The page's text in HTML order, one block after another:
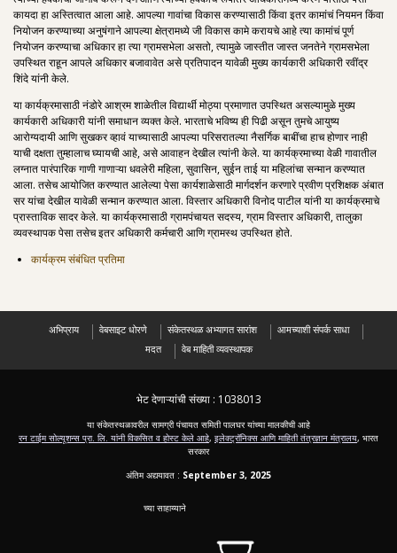
कायदा हा अस्तित्वात आला आहे. आपल्या गावांचा विकास करण्यासाठी किंवा इतर कामांचं नियमन किंवा
नियोजन करण्याच्या अनुषंगाने आपल्या क्षेत्रामध्ये जी विकास कामे करायचे आहे त्या कामांचं पूर्ण
नियोजन करण्याचा अधिकार हा त्या ग्रामसभेला असतो, त्यामुळे जास्तीत जास्त जनतेने ग्रामसभेला
उपस्थित राहून आपले अधिकार बजावावेत असे प्रतिपादन यावेळी मुख्य कार्यकारी अधिकारी रवींद्र
शिंदे यांनी केले.
या कार्यक्रमासाठी नंडोरे आश्रम शाळेतील विद्यार्थी मोठ्या प्रमाणात उपस्थित असल्यामुळे मुख्य
कार्यकारी अधिकारी यांनी समाधान व्यक्त केले. भारताचे भविष्य ही पिढी असून तुमचे आयुष्य
आरोग्यदायी आणि सुखकर व्हावं याच्यासाठी आपल्या परिसरातल्या नैसर्गिक बाबींचा हाच होणार नाही
याची दक्षता तुम्हालाच घ्यायची आहे, असे आवाहन देखील त्यांनी केले. या कार्यक्रमाच्या वेळी गावातील
लग्नात पारंपारिक गाणी गाणाऱ्या धवलेरी महिला, सुवासिन, सुईन ताई या महिलांचा सन्मान करण्यात
आला. तसेच आयोजित करण्यात आलेल्या पेसा कार्यशाळेसाठी मार्गदर्शन करणारे प्रवीण प्रशिक्षक अंबात
सर यांचा देखील यावेळी सन्मान करण्यात आला. विस्तार अधिकारी विनोद पाटील यांनी या कार्यक्रमाचे
प्रास्ताविक सादर केले. या कार्यक्रमासाठी ग्रामपंचायत सदस्य, ग्राम विस्तार अधिकारी, तालुका
व्यवस्थापक पेसा तसेच इतर अधिकारी कर्मचारी आणि ग्रामस्थ उपस्थित होते.
कार्यक्रम संबंधित प्रतिमा
अभिप्राय वेबसाइट धोरणे संकेतस्थळ अभ्यागत सारांश
आमच्याशी संपर्क साधा
मदत
वेब माहिती व्यवस्थापक
भेट देणाऱ्यांची संख्या : 1038013
या संकेतस्थळावरील सामग्री पंचायत समिती पालघर यांच्या मालकीची आहे
रन टाईम सोल्यूशन्स प्रा. लि. यांनी विकसित व होस्ट केले आहे, इलेक्ट्रॉनिक्स आणि माहिती तंत्रज्ञान मंत्रालय, भारत
सरकार
अंतिम अद्ययावत : September 3, 2025
च्या साहाय्याने